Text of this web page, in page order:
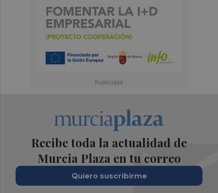
Recibe toda la actualidad de
Murcia Plaza en tu correo
Quiero suscribirme